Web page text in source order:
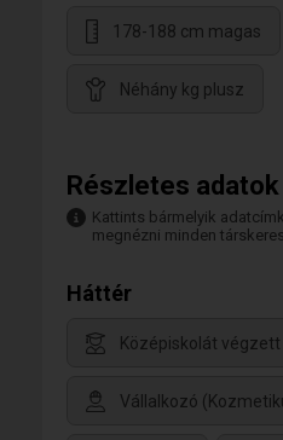
178-188 cm magas
Néhány kg plusz
Részletes adatok
Kattints bármelyik
megnézni minden
Háttér
Középiskolát végzett
Vállalkozó